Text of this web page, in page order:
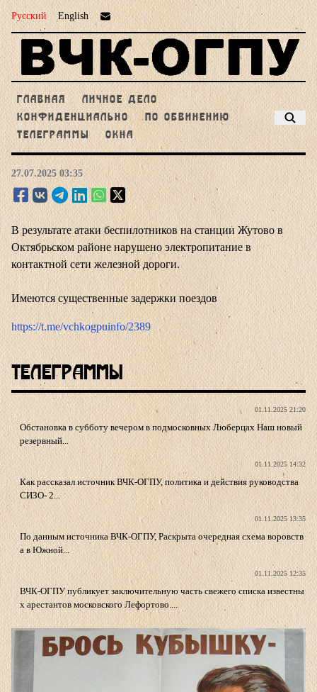
Русский English
ГЛАВНАЯ
ЛИЧНОЕ ДЕЛО
КОНФИДЕНЦИАЛЬНО
ПО ОБВИНЕНИЮ
ТЕЛЕГРАММЫ
ОКНА
27.07.2025 03:35
В результате атаки беспилотников на станции Жутово в
Октябрьском районе нарушено электропитание в
контактной сети железной дороги.
Имеются существенные задержки поездов
https://t.me/vchkogpuinfo/2389
Телеграммы
01.11.2025 21:20
Обстановка в субботу вечером в подмосковных Люберцах Наш новый
резервный...
01.11.2025 14:32
Как рассказал источник ВЧК-ОГПУ, политика и действия руководства
СИЗО- 2...
01.11.2025 13:35
По данным источника ВЧК-ОГПУ, Раскрыта очередная схема воровств
а в Южной...
01.11.2025 12:35
ВЧК-ОГПУ публикует заключительную часть свежего списка известны
х арестантов московского Лефортово....